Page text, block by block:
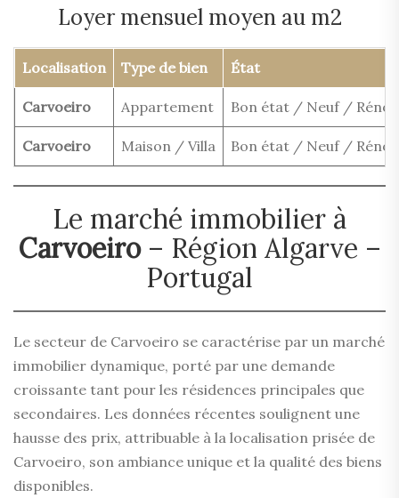
Loyer mensuel moyen au m2
Localisation Type de bien État
Carvoeiro Appartement Bon état / Neuf /
Carvoeiro Maison / Villa Bon état / Neuf /
Le marché immobilier à
Carvoeiro– Région Algarve –
Portugal
Le secteur de Carvoeiro se caractérise par un marché
immobilier dynamique, porté par une demande
croissante tant pour les résidences principales que
secondaires. Les données récentes soulignent une
hausse des prix, attribuable à la localisation prisée de
Carvoeiro, son ambiance unique et la qualité des biens
disponibles.